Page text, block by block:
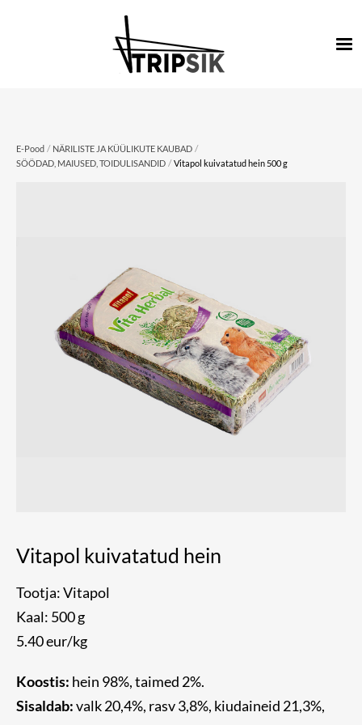
E-Pood / NÄRILISTE JA KÜÜLIKUTE KAUBAD /
SÖÖDAD, MAIUSED, TOIDULISANDID / Vitapol kuivatatud hein 500 g
Vitapol kuivatatud hein
Tootja: Vitapol
Kaal: 500 g
5.40 eur/kg
Koostis: hein 98%, taimed 2%.
Sisaldab:valk 20,4%, rasv 3,8%, kiudaineid 21,3%,